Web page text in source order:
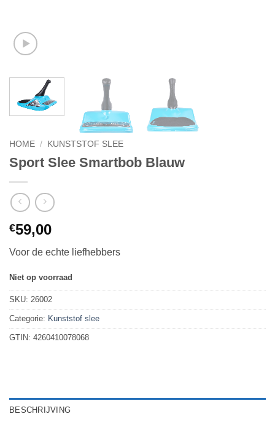
HOME / KUNSTSTOF SLEE
Sport Slee Smartbob Blauw
€59,00
Voor de echte liefhebbers
Niet op voorraad
SKU: 26002
Categorie: Kunststof slee
GTIN: 4260410078068
BESCHRIJVING